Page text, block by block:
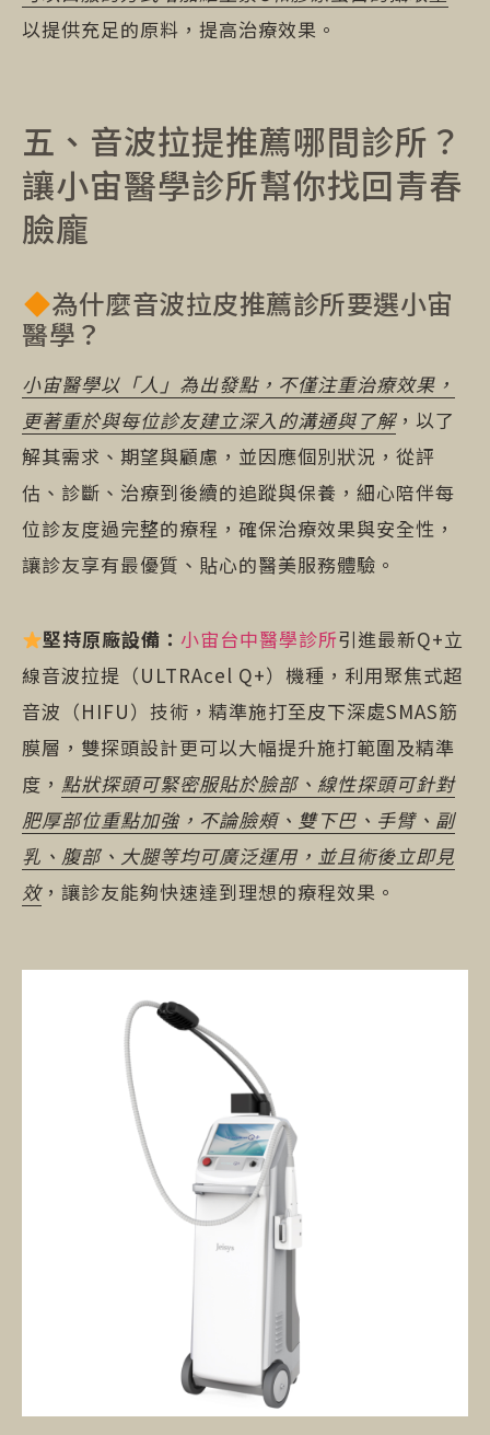
以提供充足的原料，提高治療效果。
五、音波拉提推薦哪間診所？
讓小宙醫學診所幫你找回青春
臉龐
為什麼音波拉皮推薦診所要選小宙
醫學？
小宙醫學以「人」為出發點，不僅注重治療效果，
更著重於與每位診友建立深入的溝通與了解，以了
解其需求、期望與顧慮，並因應個別狀況，從評
估、診斷、治療到後續的追蹤與保養，細心陪伴每
位診友度過完整的療程，確保治療效果與安全性，
讓診友享有最優質、貼心的醫美服務體驗。
堅持原廠設備：小宙台中醫學診所引進最新Q+立
線音波拉提（ULTRAcel Q+）機種，利用聚焦式超
音波（HIFU）技術，精準施打至皮下深處SMAS筋
膜層，雙探頭設計更可以大幅提升施打範圍及精準
度， 點狀探頭可緊密服貼於臉部、線性探頭可針對
肥厚部位重點加強，不論臉頰、雙下巴、手臂、副
乳、腹部、大腿等均可廣泛運用，並且術後立即見
效，讓診友能夠快速達到理想的療程效果。